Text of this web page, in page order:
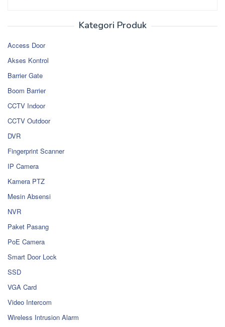
Kategori Produk
Access Door
Akses Kontrol
Barrier Gate
Boom Barrier
CCTV Indoor
CCTV Outdoor
DVR
Fingerprint Scanner
IP Camera
Kamera PTZ
Mesin Absensi
NVR
Paket Pasang
PoE Camera
Smart Door Lock
SSD
VGA Card
Video Intercom
Wireless Intrusion Alarm